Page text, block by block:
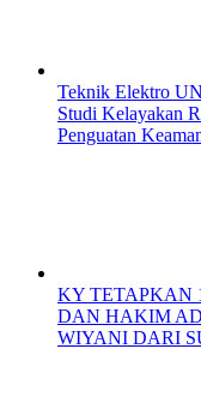
Teknik Elektro
Studi Kelayakan
Penguatan
KY TETAPKAN
DAN HAKIM
WIYANI DARI